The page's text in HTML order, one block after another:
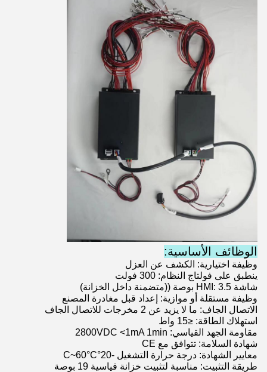
الوظائف الأساسية:
وظيفة اختيارية: الكشف عن العزل
ينطبق على فولتاج النظام: 300 فولت
شاشة HMI: 3.5 بوصة ((متضمنة داخل الخزانة)
وظيفة مستقلة أو موازية: إعداد قبل مغادرة المصنع
الاتصال الجاف: ما لا يزيد عن 2 مخرجات للاتصال الجاف
استهلاك الطاقة: ≤15 واط
مقاومة الجهد القياسي: 2800VDC <1mA 1min
شهادة السلامة: تتوافق مع CE
معايير الشهادة: درجة حرارة التشغيل -20°C~60°C
طريقة التثبيت: مناسبة لتثبيت خزانة قياسية 19 بوصة